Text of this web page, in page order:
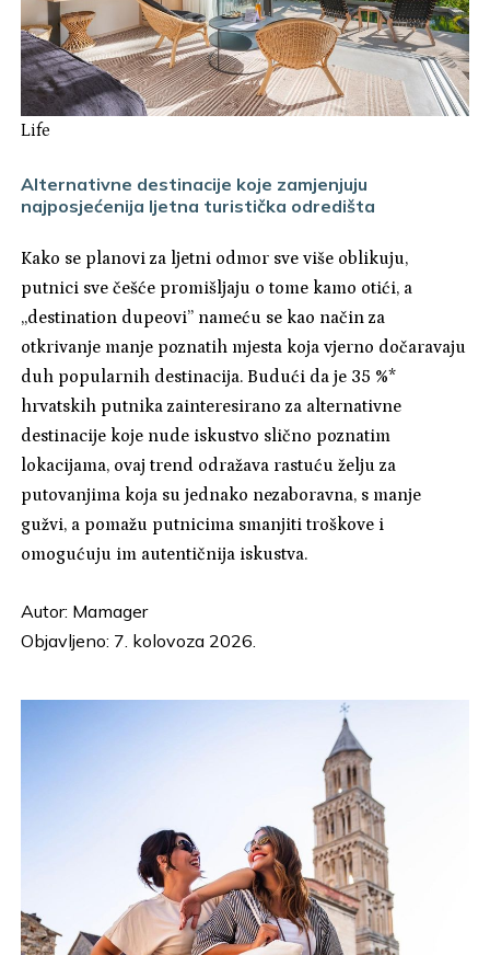
Life
Alternativne destinacije koje zamjenjuju
najposjećenija ljetna turistička odredišta
Kako se planovi za ljetni odmor sve više oblikuju,
putnici sve češće promišljaju o tome kamo otići, a
„destination dupeovi” nameću se kao način za
otkrivanje manje poznatih mjesta koja vjerno dočaravaju
duh popularnih destinacija. Budući da je 35 %*
hrvatskih putnika zainteresirano za alternativne
destinacije koje nude iskustvo slično poznatim
lokacijama, ovaj trend odražava rastuću želju za
putovanjima koja su jednako nezaboravna, s manje
gužvi, a pomažu putnicima smanjiti troškove i
omogućuju im autentičnija iskustva.
Autor: Mamager
Objavljeno: 7. kolovoza 2026.